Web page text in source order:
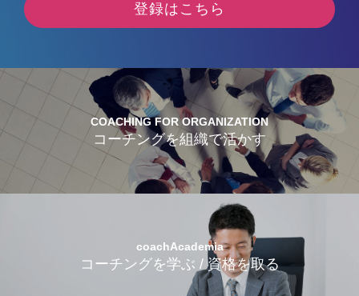
登録はこちら
COACHING FOR ORGANIZATION
コーチングを組織で活かす
coachAcademia
コーチングを学ぶ / 資格を取る